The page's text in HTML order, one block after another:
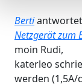
Berti
Netzgerät zum
moin Rudi,
katerleo
werden